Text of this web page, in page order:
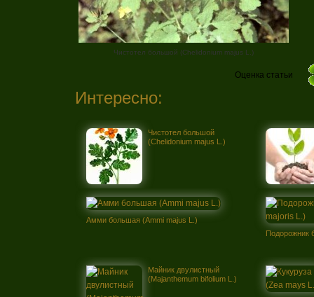
Чистотел большой (Chelidonium majus L.)
Оценка статьи
Интересно:
Чистотел большой
(Chelidonium majus L.)
Амми большая (Ammi majus L.)
Подорожник
Майник двулистный
(Majanthemum bifolium L.)